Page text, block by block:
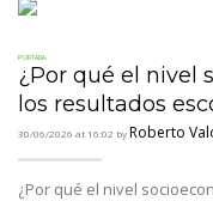
PORTADA.
¿Por qué el nivel
los resultados
30/06/2026 at 16:02 byRoberto
¿Por qué el nivel